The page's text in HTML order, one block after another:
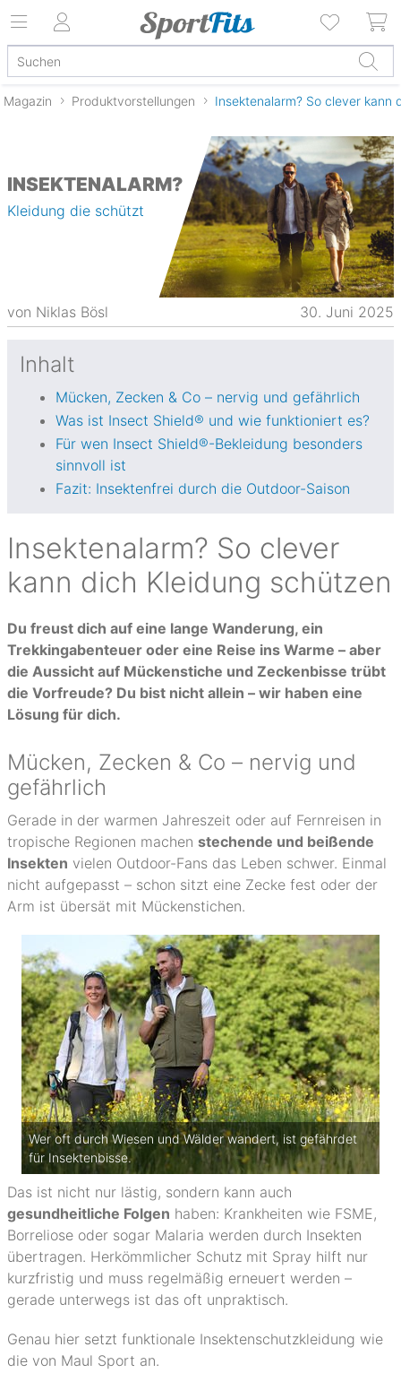
Magazin Produktvorstellungen Insektenalarm? So clever kann
INSEKTENALARM?
Kleidung die schützt
von Niklas Bösl 30. Juni 2025
Inhalt
Mücken, Zecken & Co – nervig und gefährlich
Was ist Insect Shield® und wie funktioniert es?
Für wen Insect Shield®-Bekleidung besonders
sinnvoll ist
Fazit: Insektenfrei durch die Outdoor-Saison
Insektenalarm? So clever
kann dich Kleidung schützen
Du freust dich auf eine lange Wanderung, ein
Trekkingabenteuer oder eine Reise ins Warme – aber
die Aussicht auf Mückenstiche und Zeckenbisse trübt
die Vorfreude? Du bist nicht allein – wir haben eine
Lösung für dich.
Mücken, Zecken & Co – nervig und
gefährlich
Gerade in der warmen Jahreszeit oder auf Fernreisen in
tropische Regionen machen stechende und beißende
Insekten vielen Outdoor-Fans das Leben schwer. Einmal
nicht aufgepasst – schon sitzt eine Zecke fest oder der
Arm ist übersät mit Mückenstichen.
Wer oft durch Wiesen und Wälder wandert, ist gefährdet
für Insektenbisse.
Das ist nicht nur lästig, sondern kann auch
gesundheitliche Folgen haben: Krankheiten wie FSME,
Borreliose oder sogar Malaria werden durch Insekten
übertragen. Herkömmlicher Schutz mit Spray hilft nur
kurzfristig und muss regelmäßig erneuert werden –
gerade unterwegs ist das oft unpraktisch.
Genau hier setzt funktionale Insektenschutzkleidung wie
die von Maul Sport an.